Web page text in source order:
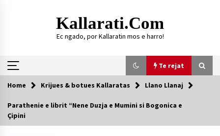
Kallarati.com
Ec ngado, por Kallaratin mos e harro!
Te rejat
Te rejat
Home Krijues & botues Kallaratas Llano Llanaj
Parathenie e librit “Nene Duzja e Mumini si Bogonica e
Çipini